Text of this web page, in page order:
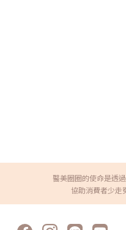
醫美圈圈的使命是透
協助消費者少走